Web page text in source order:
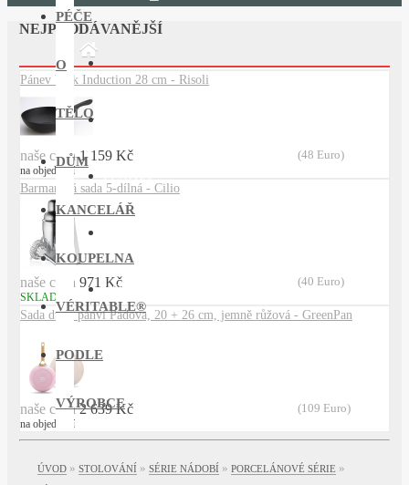
KONTAKT
PÉČE
O
TĚLO
DŮM
KANCELÁŘ
KOUPELNA
VÉRITABLE®
PODLE
VÝROBCE
NEJPRODÁVANĚJŠÍ
Pánev Wok Induction 28 cm - Risoli
naše cena 1 159 Kč (48 Euro)
na objednání
Barmanská sada 5-dílná - Cilio
naše cena 971 Kč (40 Euro)
SKLADEM
Sada dvou pánví Padova, 20 + 26 cm, jemně růžová - GreenPan
naše cena 2 639 Kč (109 Euro)
na objednání
ÚVOD » STOLOVÁNÍ » SÉRIE NÁDOBÍ » PORCELÁNOVÉ SÉRIE »